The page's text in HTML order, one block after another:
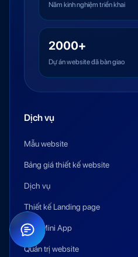
Năm kinh nghiệm triển khai
2000+
Dự án website đã bàn giao
Dịch vụ
Mẫu website
Bảng giá thiết kế website
Dịch vụ
Thiết kế Landing page
Zalo Mini App
Quản trị website